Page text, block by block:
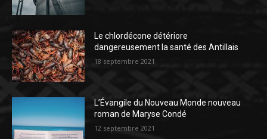
Le chlordécone détériore
dangereusement la santé des Antillais
18 septembre 2021
L’Évangile du Nouveau Monde nouveau
roman de Maryse Condé
12 septembre 2021